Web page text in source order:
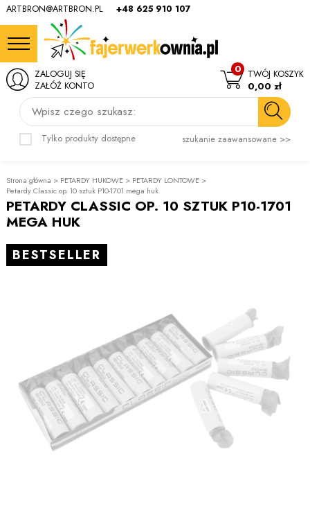
ARTBRON@ARTBRON.PL +48 625 910 107
Wpisz czego szukasz:
Tylko produkty dostępne szukanie zaawansowane >>
ZALOGUJ SIĘ
ZAŁÓŻ KONTO
TWÓJ KOSZYK
0
0,00 zł
Strona główna > PETARDY HUKOWE > PETARDY LONTOWE >
Petardy Classic op. 10 sztuk P10-1701 mega huk
PETARDY CLASSIC OP. 10 SZTUK P10-1701
MEGA HUK
BESTSELLER